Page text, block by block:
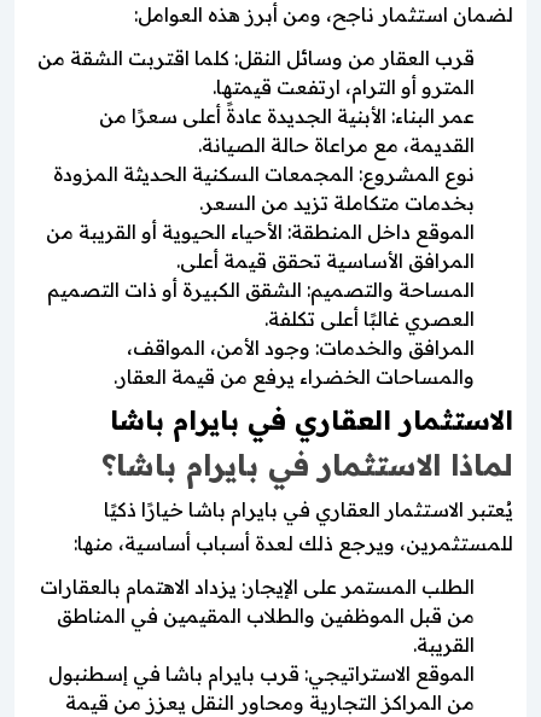
لضمان استثمار ناجح، ومن أبرز هذه العوامل:
قرب العقار من وسائل النقل: كلما اقتربت الشقة من
المترو أو الترام، ارتفعت قيمتها.
عمر البناء: الأبنية الجديدة عادةً أعلى سعرًا من
القديمة، مع مراعاة حالة الصيانة.
نوع المشروع: المجمعات السكنية الحديثة المزودة
بخدمات متكاملة تزيد من السعر.
الموقع داخل المنطقة: الأحياء الحيوية أو القريبة من
المرافق الأساسية تحقق قيمة أعلى.
المساحة والتصميم: الشقق الكبيرة أو ذات التصميم
العصري غالبًا أعلى تكلفة.
المرافق والخدمات: وجود الأمن، المواقف،
والمساحات الخضراء يرفع من قيمة العقار.
الاستثمار العقاري في بايرام باشا
لماذا الاستثمار في بايرام باشا؟
يُعتبر الاستثمار العقاري في بايرام باشا خيارًا ذكيًا
للمستثمرين، ويرجع ذلك لعدة أسباب أساسية، منها:
الطلب المستمر على الإيجار: يزداد الاهتمام بالعقارات
من قبل الموظفين والطلاب المقيمين في المناطق
القريبة.
الموقع الاستراتيجي: قرب بايرام باشا في إسطنبول
من المراكز التجارية ومحاور النقل يعزز من قيمة